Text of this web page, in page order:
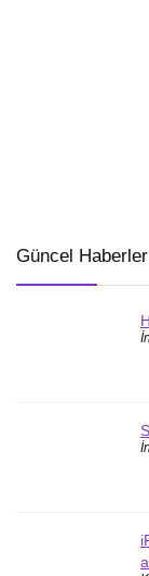
Güncel Haberler